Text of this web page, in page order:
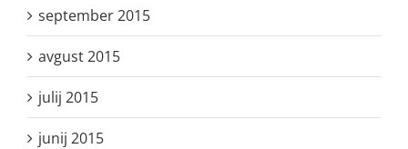
september 2015
avgust 2015
julij 2015
junij 2015